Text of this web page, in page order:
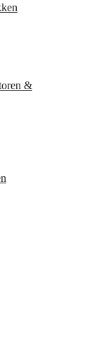
&